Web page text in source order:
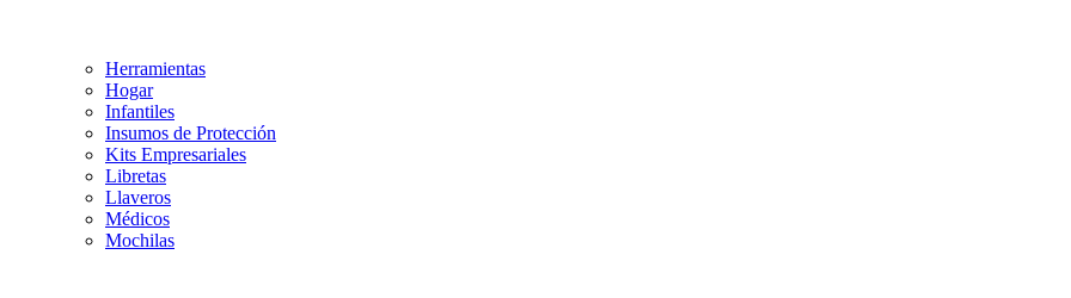
Herramientas
Hogar
Infantiles
Insumos de Protección
Kits Empresariales
Libretas
Llaveros
Médicos
Mochilas